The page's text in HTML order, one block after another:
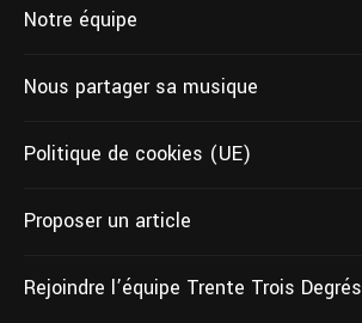
Notre équipe
Nous partager sa musique
Politique de cookies (UE)
Proposer un article
Rejoindre l’équipe Trente Trois Degrés